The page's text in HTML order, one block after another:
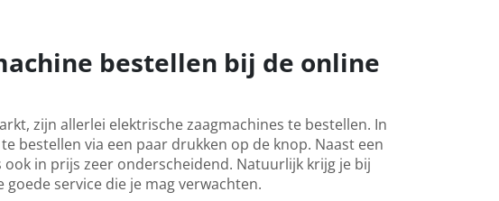
bestellen bij de online
zijn allerlei elektrische zaagmachines te bestellen. In
te bestellen via een paar drukken op de knop. Naast een
in prijs zeer onderscheidend. Natuurlijk krijg je bij
service die je mag verwachten.